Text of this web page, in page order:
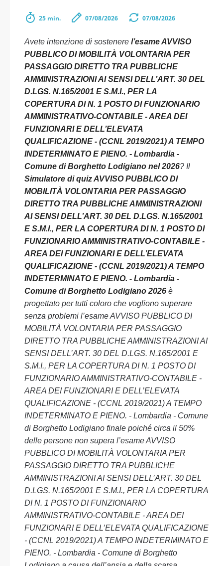
25 min. 07/08/2026 07/08/2026
Avete intenzione di sostenere l’esame AVVISO
PUBBLICO DI MOBILITÀ VOLONTARIA PER
PASSAGGIO DIRETTO TRA PUBBLICHE
AMMINISTRAZIONI AI SENSI DELL’ART. 30 DEL
D.LGS. N.165/2001 E S.M.I., PER LA
COPERTURA DI N. 1 POSTO DI FUNZIONARIO
AMMINISTRATIVO-CONTABILE - AREA DEI
FUNZIONARI E DELL’ELEVATA
QUALIFICAZIONE - (CCNL 2019/2021) A TEMPO
INDETERMINATO E PIENO. - Lombardia -
Comune di Borghetto Lodigiano nel 2026? Il
Simulatore di quiz AVVISO PUBBLICO DI
MOBILITÀ VOLONTARIA PER PASSAGGIO
DIRETTO TRA PUBBLICHE AMMINISTRAZIONI
AI SENSI DELL’ART. 30 DEL D.LGS. N.165/2001
E S.M.I., PER LA COPERTURA DI N. 1 POSTO DI
FUNZIONARIO AMMINISTRATIVO-CONTABILE -
AREA DEI FUNZIONARI E DELL’ELEVATA
QUALIFICAZIONE - (CCNL 2019/2021) A TEMPO
INDETERMINATO E PIENO. - Lombardia -
Comune di Borghetto Lodigiano 2026 è
progettato per tutti coloro che vogliono superare
senza problemi l’esame AVVISO PUBBLICO DI
MOBILITÀ VOLONTARIA PER PASSAGGIO
DIRETTO TRA PUBBLICHE AMMINISTRAZIONI AI
SENSI DELL’ART. 30 DEL D.LGS. N.165/2001 E
S.M.I., PER LA COPERTURA DI N. 1 POSTO DI
FUNZIONARIO AMMINISTRATIVO-CONTABILE -
AREA DEI FUNZIONARI E DELL’ELEVATA
QUALIFICAZIONE - (CCNL 2019/2021) A TEMPO
INDETERMINATO E PIENO. - Lombardia - Comune
di Borghetto Lodigiano finale poiché circa il 50%
delle persone non supera l’esame AVVISO
PUBBLICO DI MOBILITÀ VOLONTARIA PER
PASSAGGIO DIRETTO TRA PUBBLICHE
AMMINISTRAZIONI AI SENSI DELL’ART. 30 DEL
D.LGS. N.165/2001 E S.M.I., PER LA COPERTURA
DI N. 1 POSTO DI FUNZIONARIO
AMMINISTRATIVO-CONTABILE - AREA DEI
FUNZIONARI E DELL’ELEVATA QUALIFICAZIONE
- (CCNL 2019/2021) A TEMPO INDETERMINATO E
PIENO. - Lombardia - Comune di Borghetto